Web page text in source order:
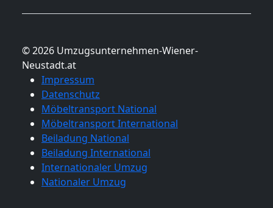
© 2026 Umzugsunternehmen-Wiener-
Neustadt.at
Impressum
Datenschutz
Möbeltransport National
Möbeltransport International
Beiladung National
Beiladung International
Internationaler Umzug
Nationaler Umzug